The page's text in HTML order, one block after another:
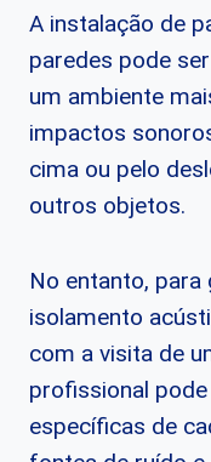
A instalação de
paredes pode
um ambiente
impactos
cima ou pelo
outros objetos.
No entanto, para
isolamento
com a visita de
profissional
específicas de